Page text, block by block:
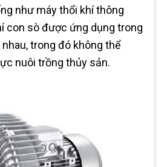
như máy thổi khí thông
con sò được ứng dụng trong
trong đó không thể
nuôi trồng thủy sản.